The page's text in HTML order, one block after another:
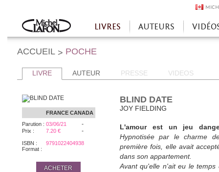
Accueil
LIVRES AUTEURS
ACCUEIL > POCHE
LIVRE AUTEUR PRESSE VIDEOS
FRANCE CANADA
Parution : 03/06/21 -
Prix : 7.20 € -
ISBN :
9791022404938
Format :
ACHETER
BLIND DATE
JOY FIELDING
L'amour est un jeu
Hypnotisée par le charme
première fois, elle avait
dans son appartement.
Avant qu'elle n'ait eu le